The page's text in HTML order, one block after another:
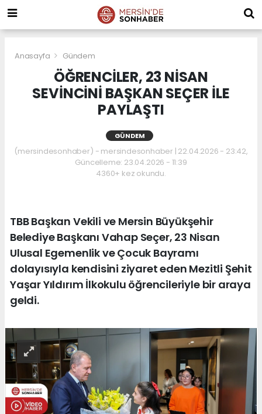
Anasayfa Gündem
ÖĞRENCİLER, 23 NİSAN
SEVİNCİNİ BAŞKAN SEÇER İLE
PAYLAŞTI
GÜNDEM
(mersindesonhaber) - mersindesonhaber | 22.04.2026 - 23:42,
Güncelleme: 23.04.2026 - 11:39
4360+ kez okundu.
TBB Başkan Vekili ve Mersin Büyükşehir
Belediye Başkanı Vahap Seçer, 23 Nisan
Ulusal Egemenlik ve Çocuk Bayramı
dolayısıyla kendisini ziyaret eden Mezitli Şehit
Yaşar Yıldırım İlkokulu öğrencileriyle bir araya
geldi.